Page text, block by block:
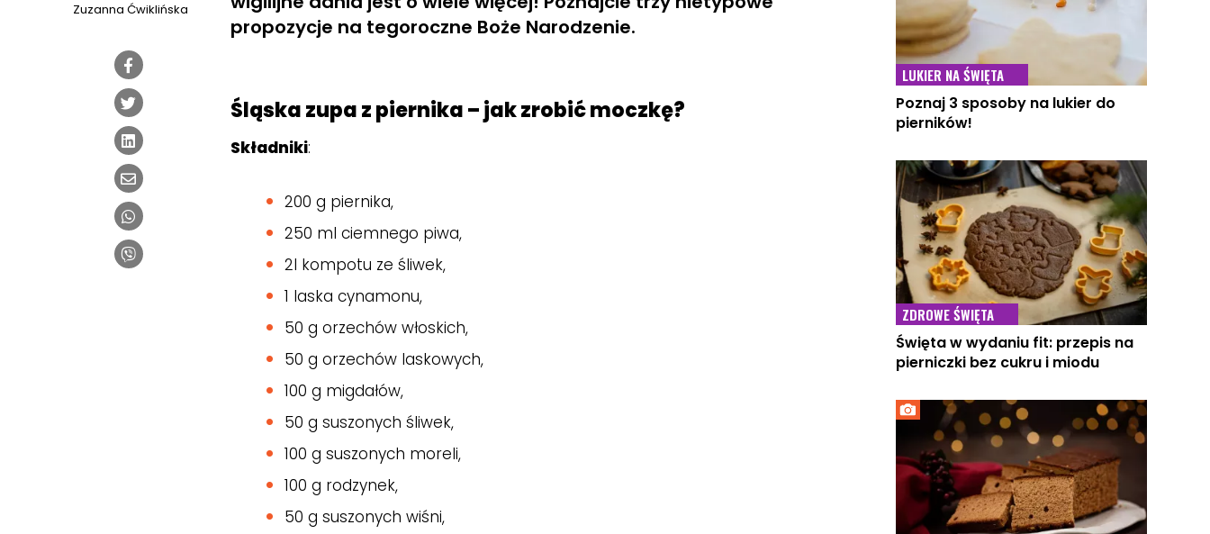
Zuzanna Ćwiklińska
propozycje na tegoroczne Boże Narodzenie.
Śląska zupa z piernika – jak zrobić moczkę?
Składniki:
200 g piernika,
250 ml ciemnego piwa,
2l kompotu ze śliwek,
1 laska cynamonu,
50 g orzechów włoskich,
50 g orzechów laskowych,
100 g migdałów,
50 g suszonych śliwek,
100 g suszonych moreli,
100 g rodzynek,
50 g suszonych wiśni,
LUKIER NA ŚWIĘTA
Poznaj 3 sposoby na lukier do
pierników!
ZDROWE ŚWIĘTA
Święta w wydaniu fit: przepis na
pierniczki bez cukru i miodu